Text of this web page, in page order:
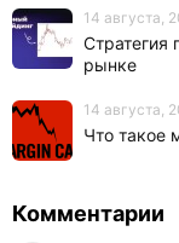
14 августа,
Стратегия
рынке
14 августа,
Что такое
Комментарии